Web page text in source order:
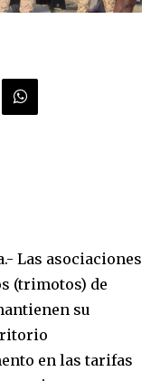
Las asociaciones
(trimotos) de
su
en las tarifas